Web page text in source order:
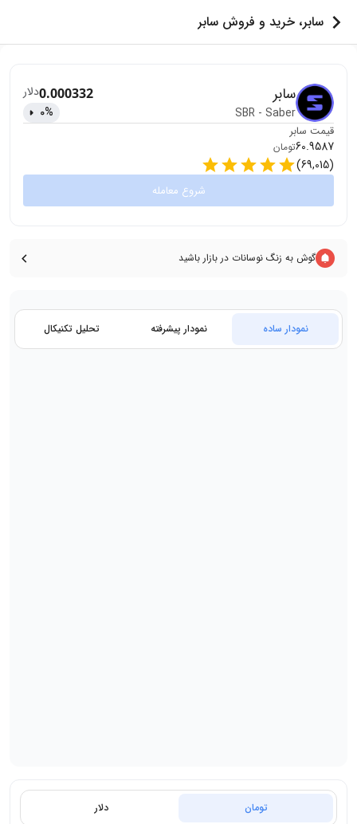
سابر، خرید و فروش سابر
سابر
SBR - Saber
0.000332دلار
0%
قیمت سابر
60.9587تومان
(
69,015
)
شروع معامله
گوش به زنگ نوسانات در بازار باشید
نمودار ساده نمودار پیشرفته تحلیل تکنیکال
تومان دلار